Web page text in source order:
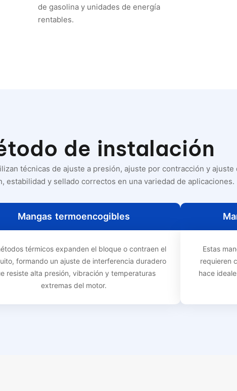
de gasolina y unidades de energía
rentables.
de instalación
técnicas de ajuste a presión, ajuste por contracción y ajuste
estabilidad y sellado correctos en una variedad de aplicaciones.
Mangas termoencogibles
térmicos expanden el bloque o contraen el
formando un ajuste de interferencia duradero
resiste alta presión, vibración y temperaturas
extremas del motor.
Estas
requieren
hace